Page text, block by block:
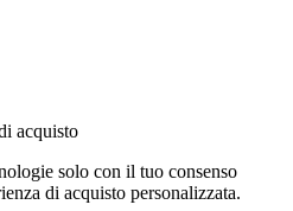
acquisto
solo con il tuo consenso
di acquisto personalizzata.